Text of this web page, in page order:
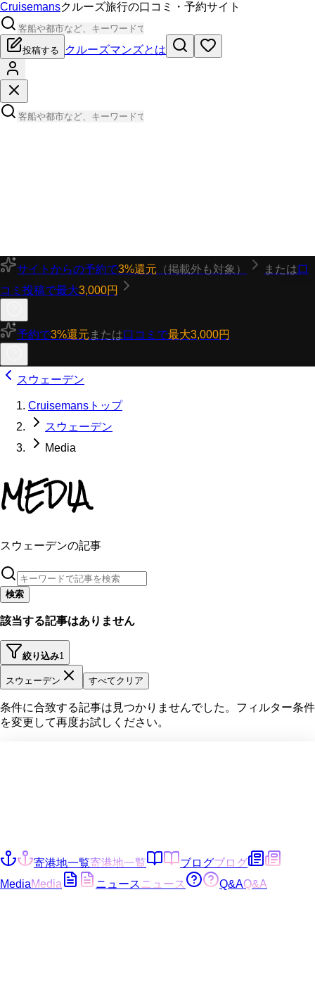
Cruisemansクルーズ旅行の口コミ・予約サイト
投稿する クルーズマンズとは
サイトからの予約で3%還元 （掲載外も対象） または口
コミ投稿で最大3,000円
予約で3%還元 または口コミで最大3,000円
スウェーデン
Cruisemansトップ
スウェーデン
Media
MEDIA
スウェーデンの記事
検索
該当する記事はありません
絞り込み1
スウェーデン すべてクリア
条件に合致する記事は見つかりませんでした。フィルター条件
を変更して再度お試しください。
寄港地一覧寄港地一覧 ブログブログ
MediaMedia ニュース ニュース Q&AQ&A